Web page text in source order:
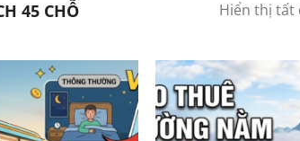
45 CHỖ Hiển thị tất
Yêu
Thích